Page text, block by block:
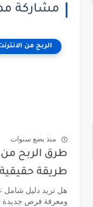
مشاركة
الربح من
منذ بضع سنوات
طريقة
هل تريد دليل شامل
ومعرفة فرص جديدة